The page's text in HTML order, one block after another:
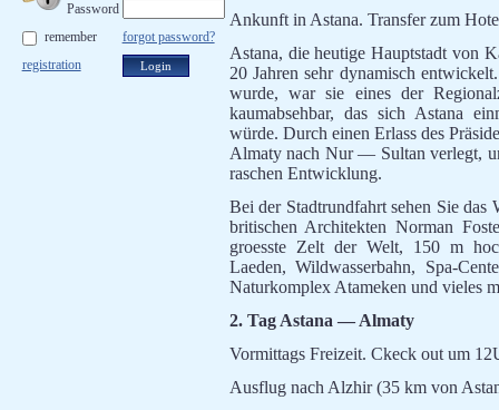
Password
forgot password?
remember
registration
Ankunft in Astana. Transfer zum
Astana, die heutige Hauptstadt von
20 Jahren sehr dynamisch
wurde, war sie eines der
kaumabsehbar, das sich Astana
würde. Durch einen Erlass des
Almaty nach Nur — Sultan verlegt,
raschen Entwicklung.
Bei der Stadtrundfahrt sehen Sie das
britischen Architekten Norman
groesste Zelt der Welt, 150 m
Laeden, Wildwasserbahn, Spa-
Naturkomplex Atameken und vieles
2. Tag Astana — Almaty
Vormittags Freizeit. Ckeck out um
Ausflug nach Alzhir (35 km von